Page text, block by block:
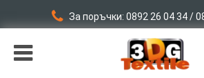
За поръчки: 0892 26 04 34 /